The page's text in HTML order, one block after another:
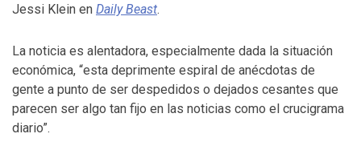
Jessi Klein en Daily Beast.
La noticia es alentadora, especialmente dada la situación
económica, “esta deprimente espiral de anécdotas de
gente a punto de ser despedidos o dejados cesantes que
parecen ser algo tan fijo en las noticias como el crucigrama
diario”.